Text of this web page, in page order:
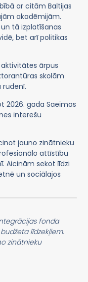
ar citām Baltijas
akadēmijām.
tā izplatīšanas
bet arī politikas
ārpus
skolām
rudenī.
2026. gada Saeimas
interešu
jauno zinātnieku
attīstību
Aicinām sekot līdzi
un sociālajos
fonda
līdzekļiem.
zinātnieku